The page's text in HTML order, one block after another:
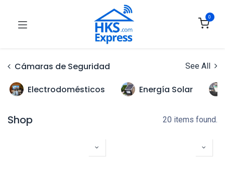
0
Cámaras de Seguridad See All
Electrodomésticos Energía Solar
Shop 20 items found.